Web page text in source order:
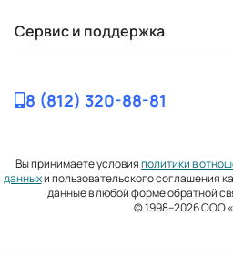
Сервис и поддержка
8 (812) 320-88-81
Вы принимаете условияполитики в
данныхи пользовательского соглашения
данные в любой форме обратной
© 1998–2026 ООО